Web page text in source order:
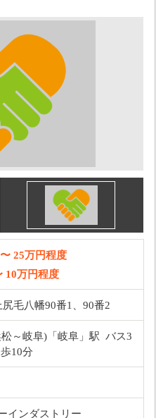
〜 25万円程度
10万円程度
毛八幡90番1、90番2
～岐阜)「岐阜」駅 バス3
10分
インダストリー